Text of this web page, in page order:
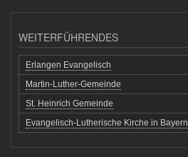
WEITERFÜHRENDES
Erlangen Evangelisch
Martin-Luther-Gemeinde
St. Heinrich Gemeinde
Evangelisch-Lutherische Kirche in Bayern